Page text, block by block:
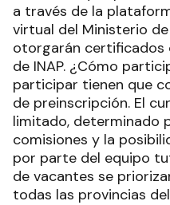
a través de la
virtual del Ministerio
otorgarán certificados
de INAP. ¿Cómo
participar tienen que
de preinscripción. El
limitado, determinado
comisiones y la
por parte del equipo
de vacantes se
todas las provincias